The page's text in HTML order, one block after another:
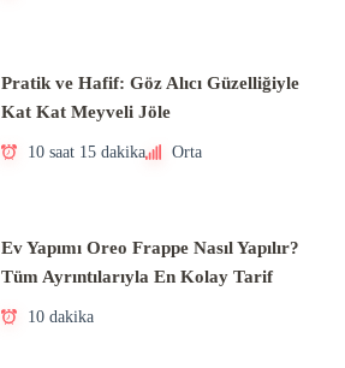
Pratik ve Hafif: Göz Alıcı Güzelliğiyle
Kat Kat Meyveli Jöle
10 saat 15 dakika Orta
Ev Yapımı Oreo Frappe Nasıl Yapılır?
Tüm Ayrıntılarıyla En Kolay Tarif
10 dakika